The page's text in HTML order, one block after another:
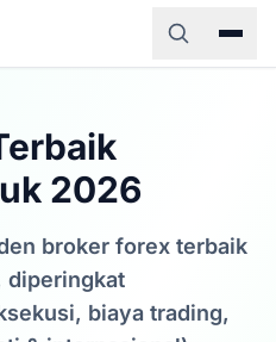
2026
broker forex terbaik
diperingkat
biaya trading,